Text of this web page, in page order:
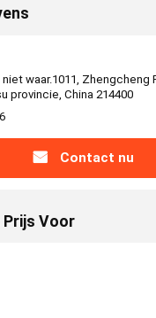
waar.1011, Zhengcheng
provincie, China 214400
Contact nu
Prijs Voor